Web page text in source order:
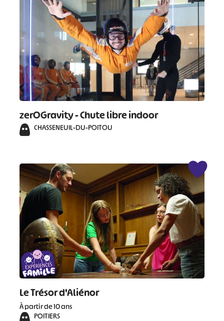
zerOGravity - Chute libre indoor
CHASSENEUIL-DU-POITOU
Le Trésor d'Aliénor
À partir de 10 ans
POITIERS